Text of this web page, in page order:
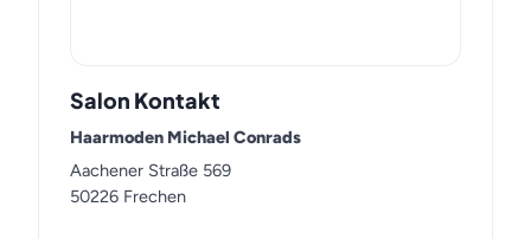
Salon Kontakt
Haarmoden Michael Conrads
Aachener Straße 569
50226 Frechen